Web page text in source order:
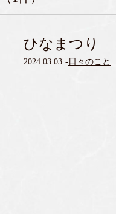
ひなまつり
2024.03.03 - 日々のこと